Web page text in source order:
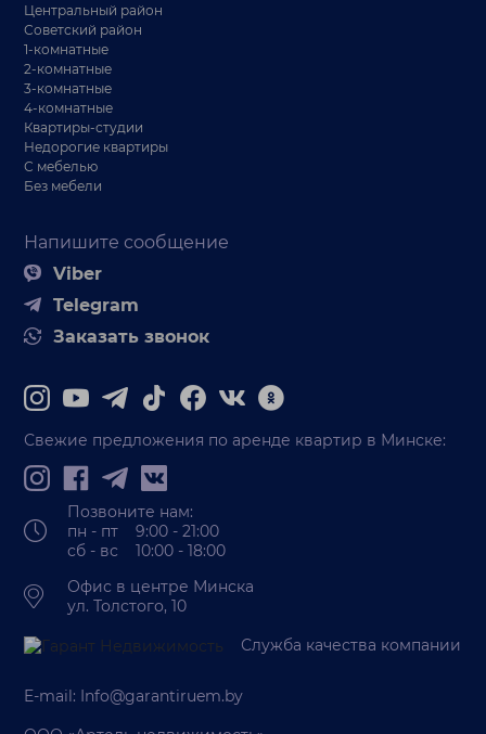
Напишите сообщение
Viber
Telegram
Заказать звонок
Центральный район
Советский район
1-комнатные
2-комнатные
3-комнатные
4-комнатные
Квартиры-студии
Недорогие квартиры
С мебелью
Без мебели
Свежие предложения по аренде квартир в Минске:
Позвоните нам:
пн - пт 9:00 - 21:00
сб - вс 10:00 - 18:00
Офис в центре Минска
ул. Толстого, 10
Служба качества компании
E-mail: Info@garantiruem.by